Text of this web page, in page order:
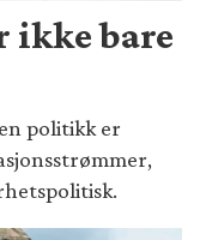
ikke bare
politikk er